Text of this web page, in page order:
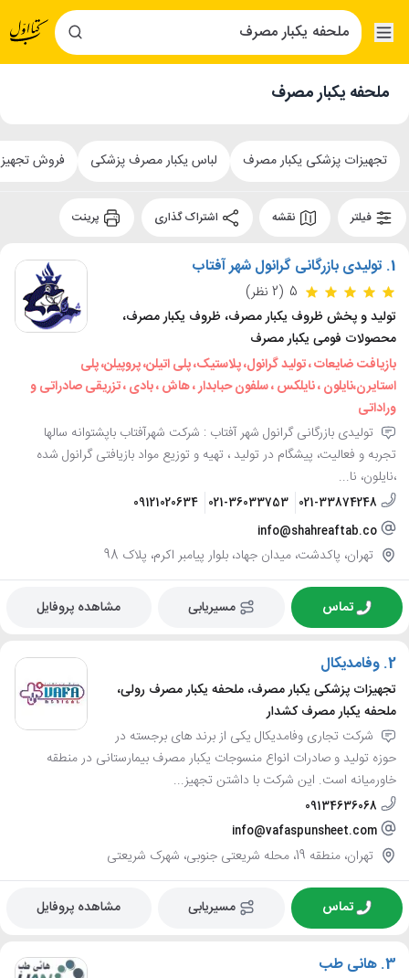
ملحفه یکبار مصرف
تجهیزات پزشکی یکبار مصرف لباس یکبار مصرف پزشکی فروش
فیلتر نقشه
1. تولیدی بازرگانی گرانول شهر آفتاب
5 (2 نظر)
تولید و پخش ظروف یکبار مصرف، ظروف یکبار مصرف،
محصولات فومی یکبار مصرف
بازیافت ضایعات ، تولید گرانول، پلاستیک، پلی اتیلن، پروپیلن، پلی
استایرن،نایلون ، نایلکس ، سلفون حبابدار ، هاش ، بادی ، تزریقی صادراتی و
وراداتی
تولیدی بازرگانی گرانول شهر آفتاب : شرکت شهرآفتاب باپشتوانه سالها
تجربه و فعالیت، پیشگام در تولید ، تهیه و توزیع مواد بازیافتی گرانول شده
،نایلون، نا...
021-33874248
021-36033753
09121020634
info@shahreaftab.co
تهران، پاکدشت، میدان جهاد، بلوار پیامبر اکرم، پلاک 98
تماس مسیریابی مشاهده پروفایل
2. وفامدیکال
تجهیزات پزشکی یکبار مصرف، ملحفه یکبار مصرف رولی،
ملحفه یکبار مصرف کشدار
شرکت تجاری وفامدیکال یکی از برند های برجسته در
حوزه تولید و صادرات انواع منسوجات یکبار مصرف بیمارستانی در منطقه
خاورمیانه است. این شرکت با داشتن تجهیز...
09134636068
info@vafaspunsheet.com
تهران، منطقه 19، محله شریعتی جنوبی، شهرک شریعتی
تماس مسیریابی مشاهده پروفایل
3. هانی طب